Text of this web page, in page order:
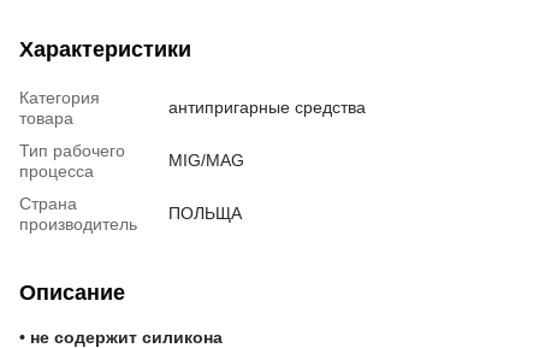
Характеристики
Категория
товара
антипригарные средства
Тип рабочего
процесса
MIG/MAG
Страна
производитель
ПОЛЬЩА
Описание
• не содержит силикона